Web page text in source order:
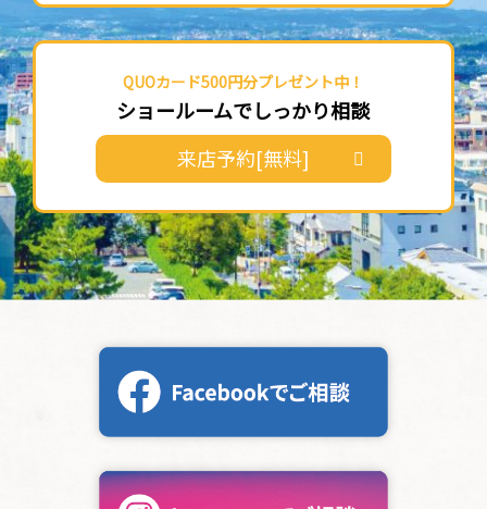
QUOカード500円分プレゼント中！
ショールームでしっかり相談
来店予約[無料]